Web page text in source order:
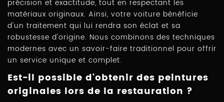
précision et exactitude, tout en respectant les
matériaux originaux. Ainsi, votre voiture bénéficie
d'un traitement qui lui rendra son éclat et sa
robustesse d'origine. Nous combinons des techniques
modernes avec un savoir-faire traditionnel pour offrir
un service unique et complet.
Est-il possible d'obtenir des peintures
originales lors de la restauration ?